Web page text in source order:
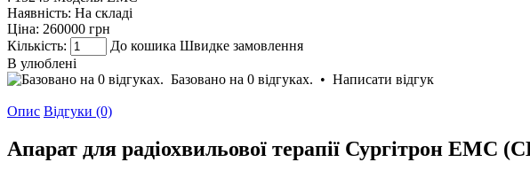
Наявність: На складі
Ціна: 260000 грн
Кількість:
До кошика Швидке замовлення
В улюблені
Базовано на 0 відгуках. • Написати відгук
Опис Відгуки (0)
Апарат для радіохвильової терапії Сургітрон ЕМС